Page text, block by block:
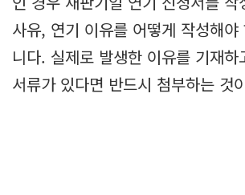
사유, 연기 이유를 어떻게 작성해
니다. 실제로 발생한 이유를 기재
서류가 있다면 반드시 첨부하는 것